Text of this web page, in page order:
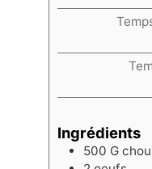
Ingrédients
500 G